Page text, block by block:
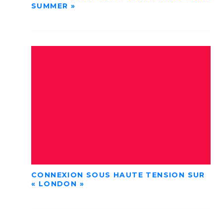
SUMMER »
CONNEXION SOUS HAUTE TENSION SUR
« LONDON »